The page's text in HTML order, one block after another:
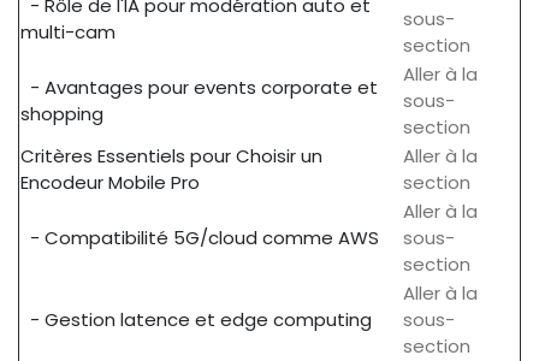
- Rôle de l'IA pour modération auto et
multi-cam
sous-
section
- Avantages pour events corporate et
shopping
Aller à la
sous-
section
Critères Essentiels pour Choisir un
Encodeur Mobile Pro
Aller à la
section
- Compatibilité 5G/cloud comme AWS
Aller à la
sous-
section
- Gestion latence et edge computing
Aller à la
sous-
section